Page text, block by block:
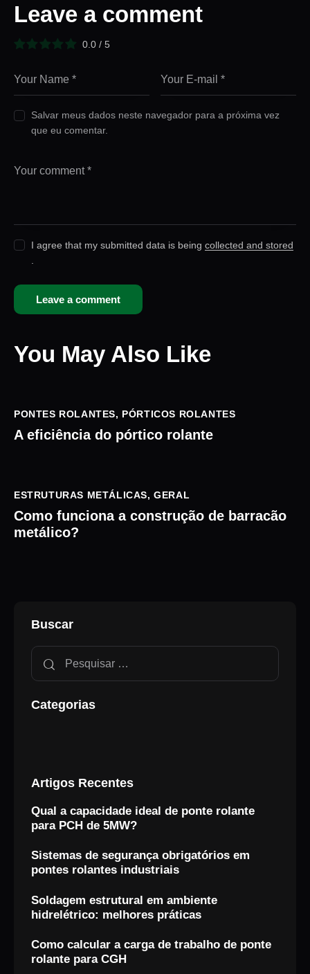
Leave a comment
0.0 / 5
Salvar meus dados neste navegador para a próxima vez
que eu comentar.
I agree that my submitted data is beingcollected and stored
You May Also Like
PONTES ROLANTES, PÓRTICOS ROLANTES
A eficiência do pórtico rolante
ESTRUTURAS METÁLICAS,GERAL
Como funciona a construção de barracão
metálico?
Buscar
Categorias
Artigos Recentes
Qual a capacidade ideal de ponte rolante
para PCH de 5MW?
Sistemas de segurança obrigatórios em
pontes rolantes industriais
Soldagem estrutural em ambiente
hidrelétrico: melhores práticas
Como calcular a carga de trabalho de ponte
rolante para CGH